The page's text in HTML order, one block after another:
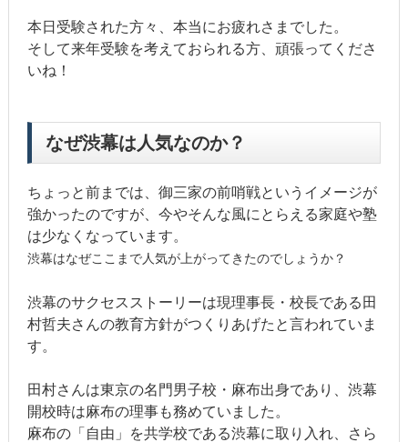
本日受験された方々、本当にお疲れさまでした。
そして来年受験を考えておられる方、頑張ってくださ
いね！
なぜ渋幕は人気なのか？
ちょっと前までは、御三家の前哨戦というイメージが
強かったのですが、今やそんな風にとらえる家庭や塾
は少なくなっています。
渋幕はなぜここまで人気が上がってきたのでしょうか？
渋幕のサクセスストーリーは現理事長・校長である田
村哲夫さんの教育方針がつくりあげたと言われていま
す。
田村さんは東京の名門男子校・麻布出身であり、渋幕
開校時は麻布の理事も務めていました。
麻布の「自由」を共学校である渋幕に取り入れ、さら